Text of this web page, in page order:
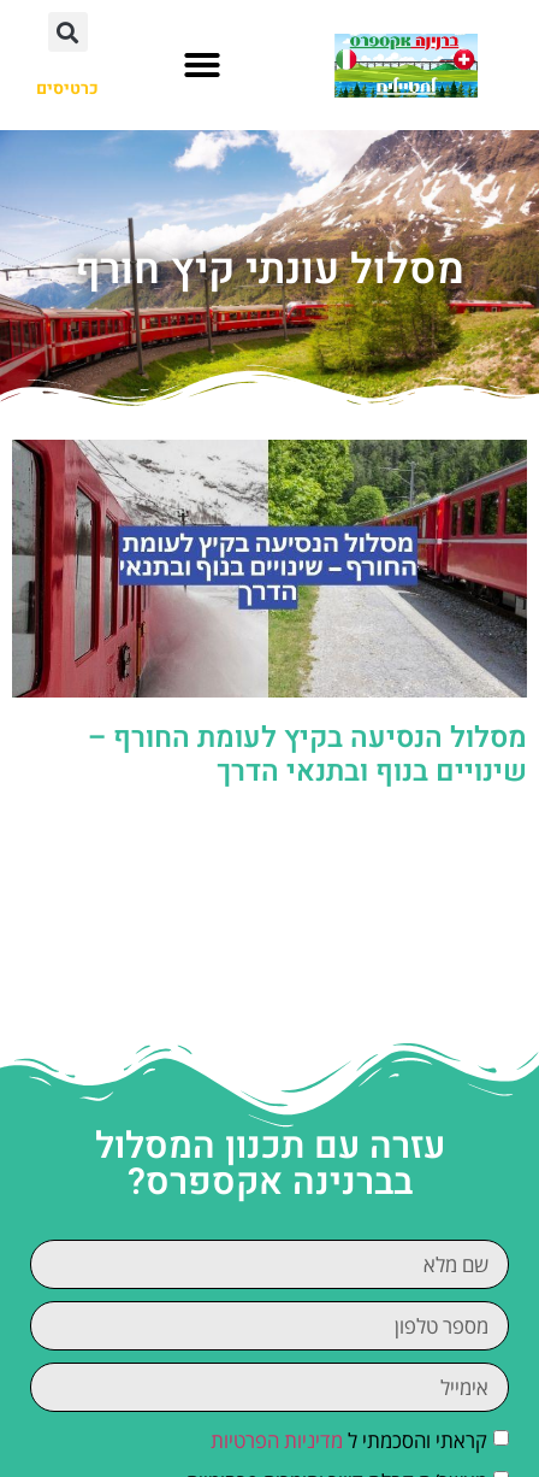
כרטיסים
מסלול עונתי קיץ חורף
מסלול הנסיעה בקיץ לעומת החורף –
שינויים בנוף ובתנאי הדרך
עזרה עם תכנון המסלול
בברנינה אקספרס?
קראתי והסכמתי ל מדיניות הפרטיות